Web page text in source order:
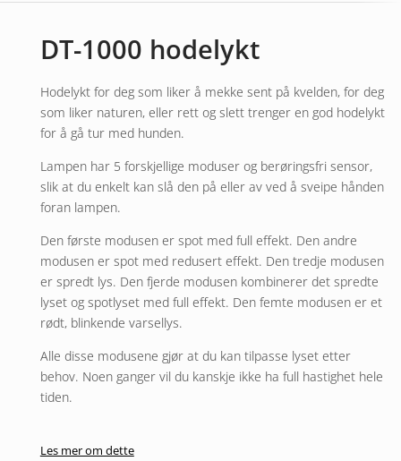
DT-1000 hodelykt
Hodelykt for deg som liker å mekke sent på kvelden, for deg
som liker naturen, eller rett og slett trenger en god hodelykt
for å gå tur med hunden.
Lampen har 5 forskjellige moduser og berøringsfri sensor,
slik at du enkelt kan slå den på eller av ved å sveipe hånden
foran lampen.
Den første modusen er spot med full effekt. Den andre
modusen er spot med redusert effekt. Den tredje modusen
er spredt lys. Den fjerde modusen kombinerer det spredte
lyset og spotlyset med full effekt. Den femte modusen er et
rødt, blinkende varsellys.
Alle disse modusene gjør at du kan tilpasse lyset etter
behov. Noen ganger vil du kanskje ikke ha full hastighet hele
tiden.
den sitter komfortabelt, men likevel stabilt på hodet, med
Les mer om dette